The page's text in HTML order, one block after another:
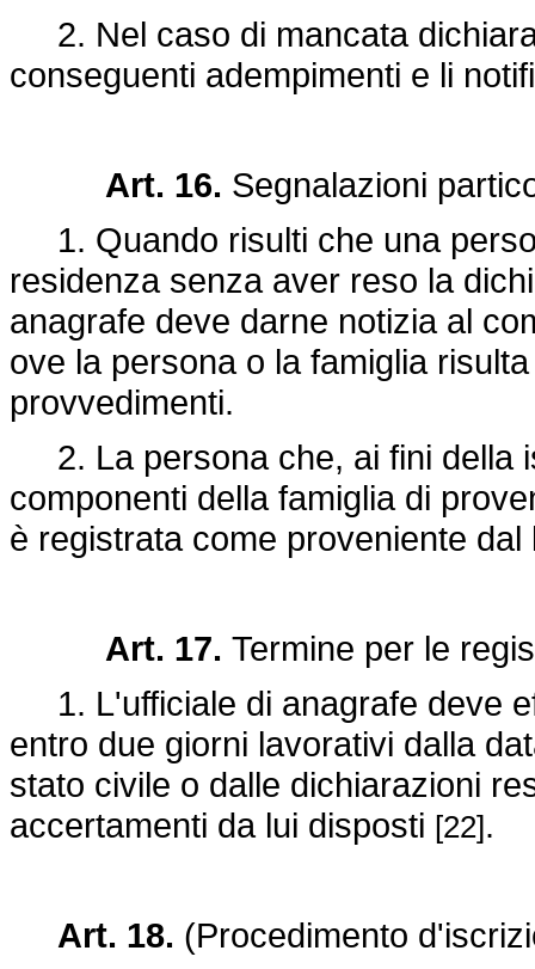
2. Nel caso di mancata
conseguenti adempimenti e li
Art. 16. Segnalazioni
1. Quando risulti che una
residenza senza aver reso la
anagrafe deve darne notizia al
ove la persona o la famiglia
provvedimenti.
2. La persona che, ai fini della
componenti della famiglia di
è registrata come proveniente
Art. 17. Termine per le
1. L'ufficiale di anagrafe deve
entro due giorni lavorativi dalla
stato civile o dalle dichiarazioni
accertamenti da lui disposti [22].
Art. 18. (Procedimento